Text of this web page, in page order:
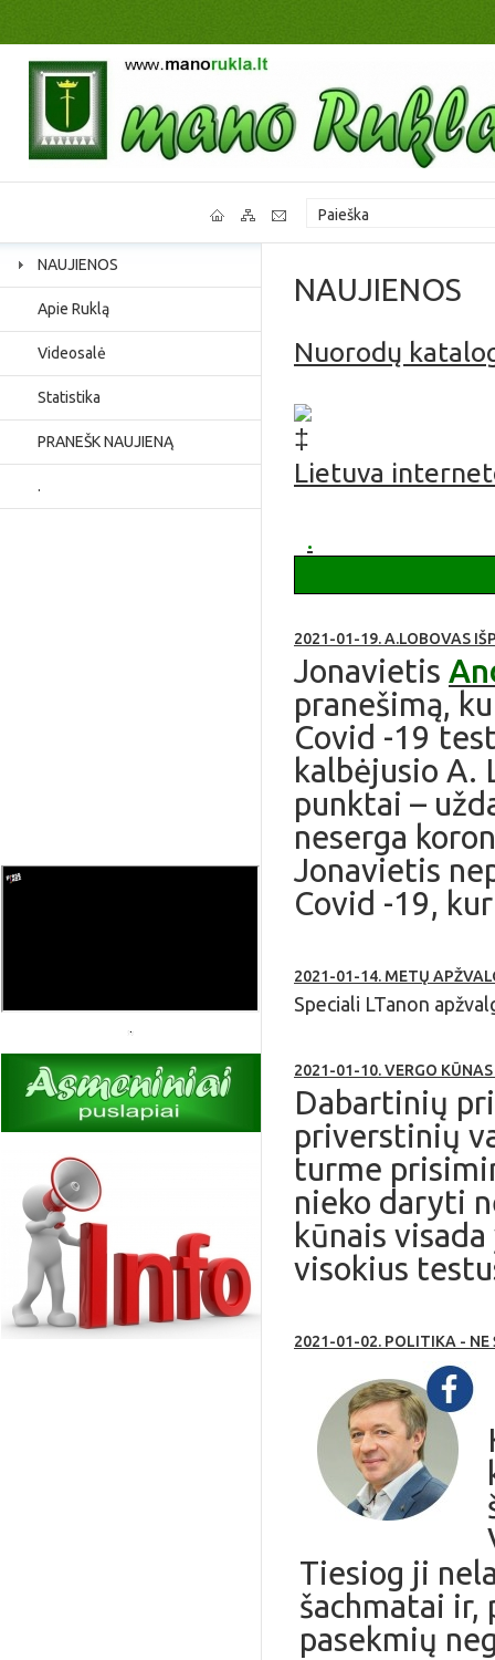
NAUJIENOS
Apie Ruklą
Videosalė
Statistika
PRANEŠK NAUJIENĄ
.
NAUJIENOS
Nuorodų
Lietuva
.
2021-01-19. A.LOBOVAS
Jonavietis
pranešimą,
Covid -19
kalbėjusio A.
punktai –
neserga
Jonavietis
Covid -19,
2021-01-14. METŲ
Speciali LTanon
2021-01-10. VERGO
Dabartinių
priverstinių
turme
nieko daryti
kūnais
visokius
2021-01-02. POLITIKA - NE
Tiesiog ji
šachmatai ir,
pasekmių